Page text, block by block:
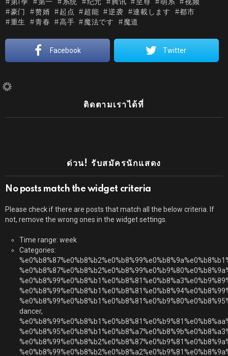
第1季
第一 系统 纪元 腾讯 至尊 萌系
视频
豪门
赘婿 起点 超能 逆袭 連載します
都市
重生
青春 高手 魔法です 魔道
Facebook Twitter
หอวัง หวงน้ำตาล ท้าต่อย โจ๊ก โซคูล
by PowerGain 2 years ago
Facebook Twitter